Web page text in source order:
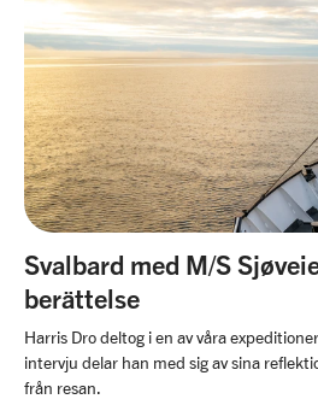
Svalbard med M/S
berättelse
Harris Dro deltog i en av våra
intervju delar han med sig av sina
från resan.